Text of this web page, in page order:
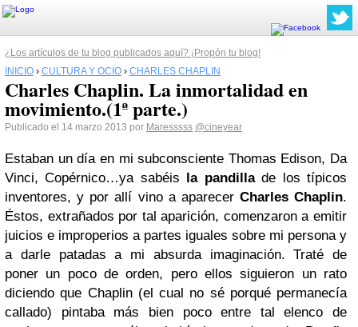
¿Los artículos de tu blog publicados aquí? ¡Propón tu blog!
INICIO › CULTURA Y OCIO › CHARLES CHAPLIN
Charles Chaplin. La inmortalidad en
movimiento.(1ª parte.)
Publicado el 14 marzo 2013 por Maresssss @cineyear
Estaban un día en mi subconsciente Thomas Edison, Da
Vinci, Copérnico…ya sabéis la pandillade los típicos
inventores, y por allí vino a aparecer Charles Chaplin.
Éstos, extrañados por tal aparición, comenzaron a emitir
juicios e improperios a partes iguales sobre mi persona y
a darle patadas a mi absurda imaginación. Traté de
poner un poco de orden, pero ellos siguieron un rato
diciendo que Chaplin (el cual no sé porqué permanecía
callado) pintaba más bien poco entre tal elenco de